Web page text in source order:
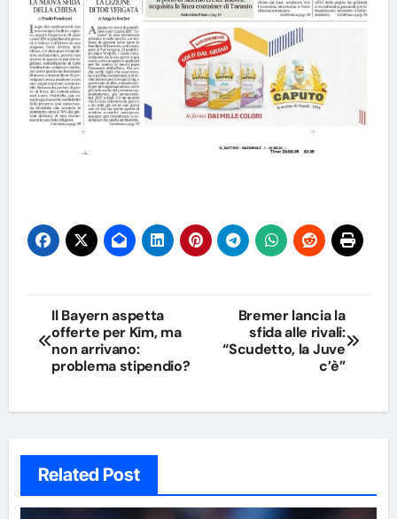
Navigazione
articoli
Il Bayern aspetta
offerte per Kim, ma
non arrivano:
problema stipendio?
Bremer lancia la
sfida alle rivali:
“Scudetto, la Juve
c’è”
Related Post